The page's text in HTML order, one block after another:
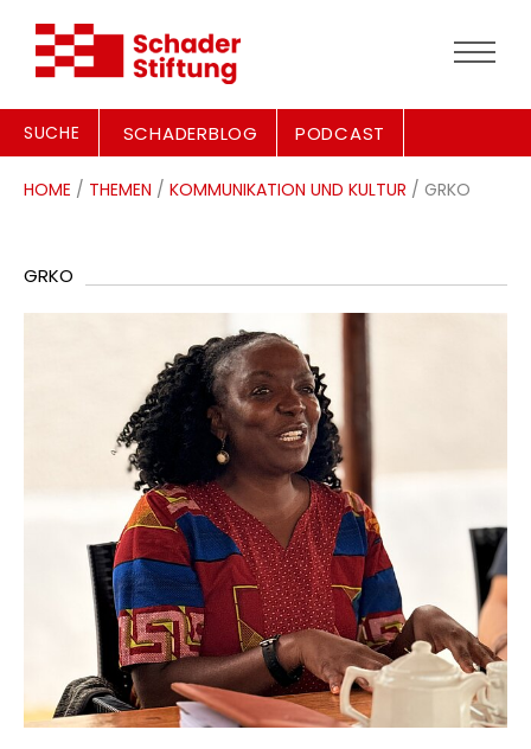
SUCHE SCHADERBLOG PODCAST
HOME / THEMEN / KOMMUNIKATION UND KULTUR / GRKO
GRKO